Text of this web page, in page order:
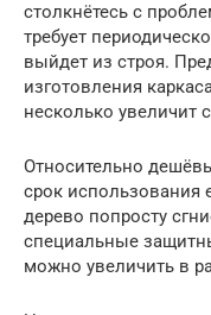
столкнётесь с
требует
выйдет из строя.
изготовления
несколько увеличит
Относительно
срок использования
дерево попросту
специальные
можно увеличить в